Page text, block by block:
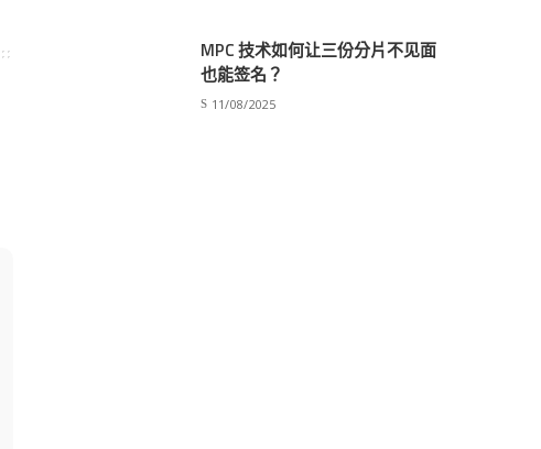
MPC 技术如何让三份分片不见面
也能签名？
11/08/2025